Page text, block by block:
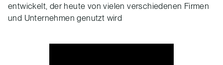
entwickelt, der heute von vielen verschiedenen Firmen
und Unternehmen genutzt wird